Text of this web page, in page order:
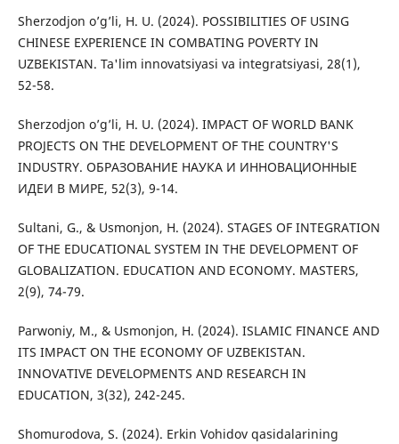
Sherzodjon o’g’li, H. U. (2024). POSSIBILITIES OF USING
CHINESE EXPERIENCE IN COMBATING POVERTY IN
UZBEKISTAN. Ta'lim innovatsiyasi va integratsiyasi, 28(1),
52-58.
Sherzodjon o’g’li, H. U. (2024). IMPACT OF WORLD BANK
PROJECTS ON THE DEVELOPMENT OF THE COUNTRY'S
INDUSTRY. ОБРАЗОВАНИЕ НАУКА И ИННОВАЦИОННЫЕ
ИДЕИ В МИРЕ, 52(3), 9-14.
Sultani, G., & Usmonjon, H. (2024). STAGES OF INTEGRATION
OF THE EDUCATIONAL SYSTEM IN THE DEVELOPMENT OF
GLOBALIZATION. EDUCATION AND ECONOMY. MASTERS,
2(9), 74-79.
Parwoniy, M., & Usmonjon, H. (2024). ISLAMIC FINANCE AND
ITS IMPACT ON THE ECONOMY OF UZBEKISTAN.
INNOVATIVE DEVELOPMENTS AND RESEARCH IN
EDUCATION, 3(32), 242-245.
Shomurodova, S. (2024). Erkin Vohidov qasidalarining